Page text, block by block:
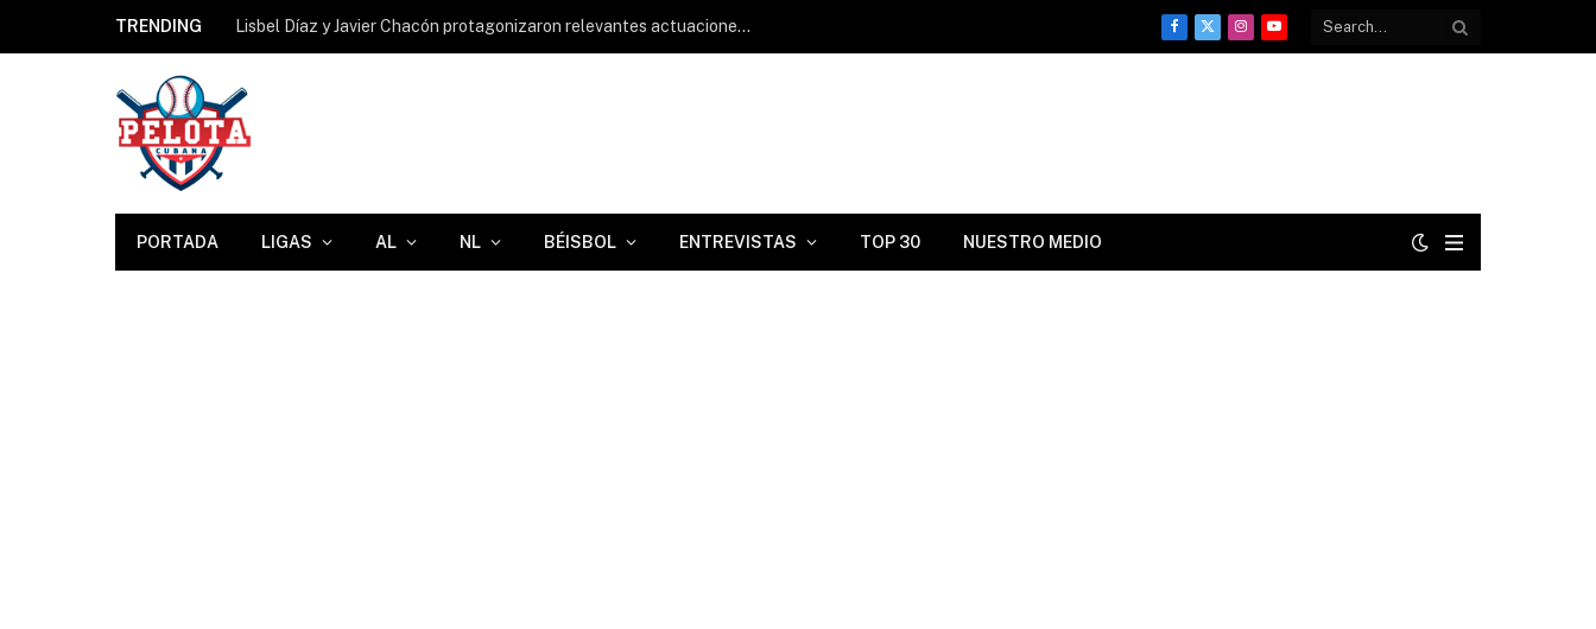
TRENDING Lisbel Díaz y Javier Chacón protagonizaron relevantes actuaciones en Clase A Avanzada
Facebook
X
InstagramYouTube
PORTADA LIGAS AL NL BÉISBOL ENTREVISTAS TOP 30 NUESTRO MEDIO